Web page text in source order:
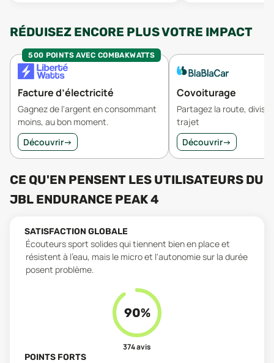
RÉDUISEZ ENCORE PLUS VOTRE IMPACT
500 POINTS AVEC COMBAKWATTS
Facture d’électricité
Gagnez de l'argent en consommant
moins, au bon moment.
Découvrir→
Covoiturage
Partagez la route,
trajet
Découvrir→
CE QU'EN PENSENT LES UTILISATEURS DU
JBL ENDURANCE PEAK 4
SATISFACTION GLOBALE
Écouteurs sport solides qui tiennent bien en place et
résistent à l'eau, mais le micro et l'autonomie sur la durée
posent problème.
90%
374avis
POINTS FORTS